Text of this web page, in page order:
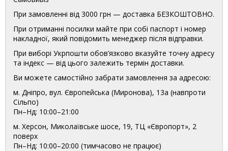
При замовленні від 3000 грн — доставка БЕЗКОШТОВНО.
При отриманні посилки майте при собі паспорт і номер
накладної, який повідомить менеджер після відправки.
При виборі Укрпошти обов’язково вказуйте точну адресу
та індекс — від цього залежить термін доставки.
Ви можете самостійно забрати замовлення за адресою:
м. Дніпро, вул. Європейська (Миронова), 13а (навпроти
Сільпо)
Пн–Нд: 10:00–21:00
м. Херсон, Миколаївське шосе, 19, ТЦ «Європорт», 2
поверх
Пн–Нд: 10:00–20:00 (тимчасово не працює)